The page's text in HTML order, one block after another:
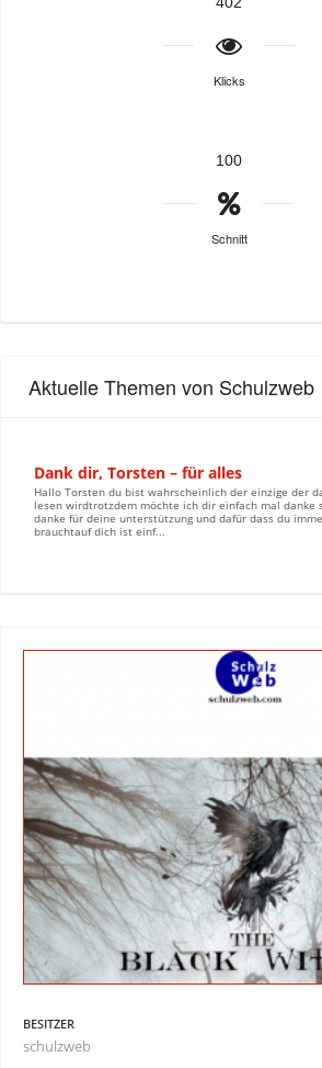
Klicks
100
Schnitt
Aktuelle Themen von Schulzweb
Dank dir, Torsten – für alles
Hallo Torsten du bist wahrscheinlich der einzige der
lesen wirdtrotzdem möchte ich dir einfach mal danke
danke für deine unterstützung und dafür dass du
brauchtauf dich ist einf...
BESITZER
schulzweb